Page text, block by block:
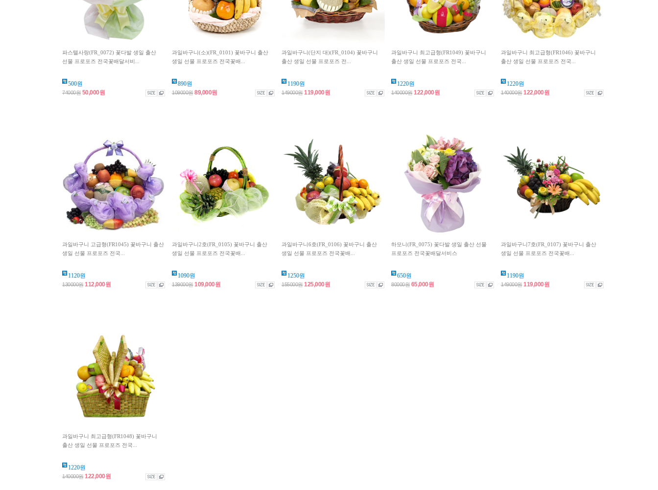
파스텔사랑(FR_0072) 꽃다발 생일 출산
선물 프로포즈 전국꽃배달서비...
500원
74000원 50,000원
과일바구니(소)(FR_0101) 꽃바구니 출산
생일 선물 프로포즈 전국꽃배...
890원
109000원89,000원
과일바구니(단지 대)(FR_0104) 꽃바구니
출산 생일 선물 프로포즈 전...
1190원
149000원119,000원
과일바구니 최고급형(FR1049) 꽃바구니
출산 생일 선물 프로포즈 전국...
1220원
140000원122,000원
과일바구니 최고급형(FR1046) 꽃바구니
출산 생일 선물 프로포즈 전국...
1220원
140000원122,000원
과일바구니 고급형(FR1045) 꽃바구니 출산
생일 선물 프로포즈 전국...
1120원
130000원112,000원
과일바구니2호(FR_0105) 꽃바구니 출산
생일 선물 프로포즈 전국꽃배...
1090원
139000원109,000원
과일바구니6호(FR_0106) 꽃바구니 출산
생일 선물 프로포즈 전국꽃배...
1250원
155000원125,000원
하모니(FR_0075) 꽃다발 생일 출산 선물
프로포즈 전국꽃배달서비스
650원
80000원 65,000원
과일바구니7호(FR_0107) 꽃바구니 출산
생일 선물 프로포즈 전국꽃배...
1190원
149000원119,000원
과일바구니 최고급형(FR1048) 꽃바구니
출산 생일 선물 프로포즈 전국...
1220원
140000원122,000원